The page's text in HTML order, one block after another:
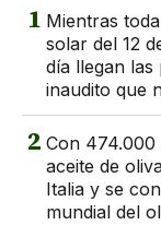
1 Mientras
solar del 12
día llegan las
inaudito que
2 Con 474.000
aceite de
Italia y se
mundial del